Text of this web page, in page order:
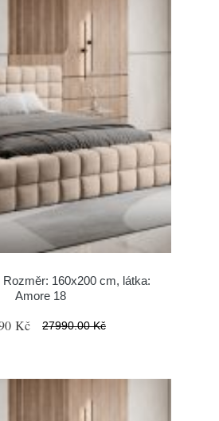
160x200 cm, látka:
Amore 18
Kč 27990.00 Kč